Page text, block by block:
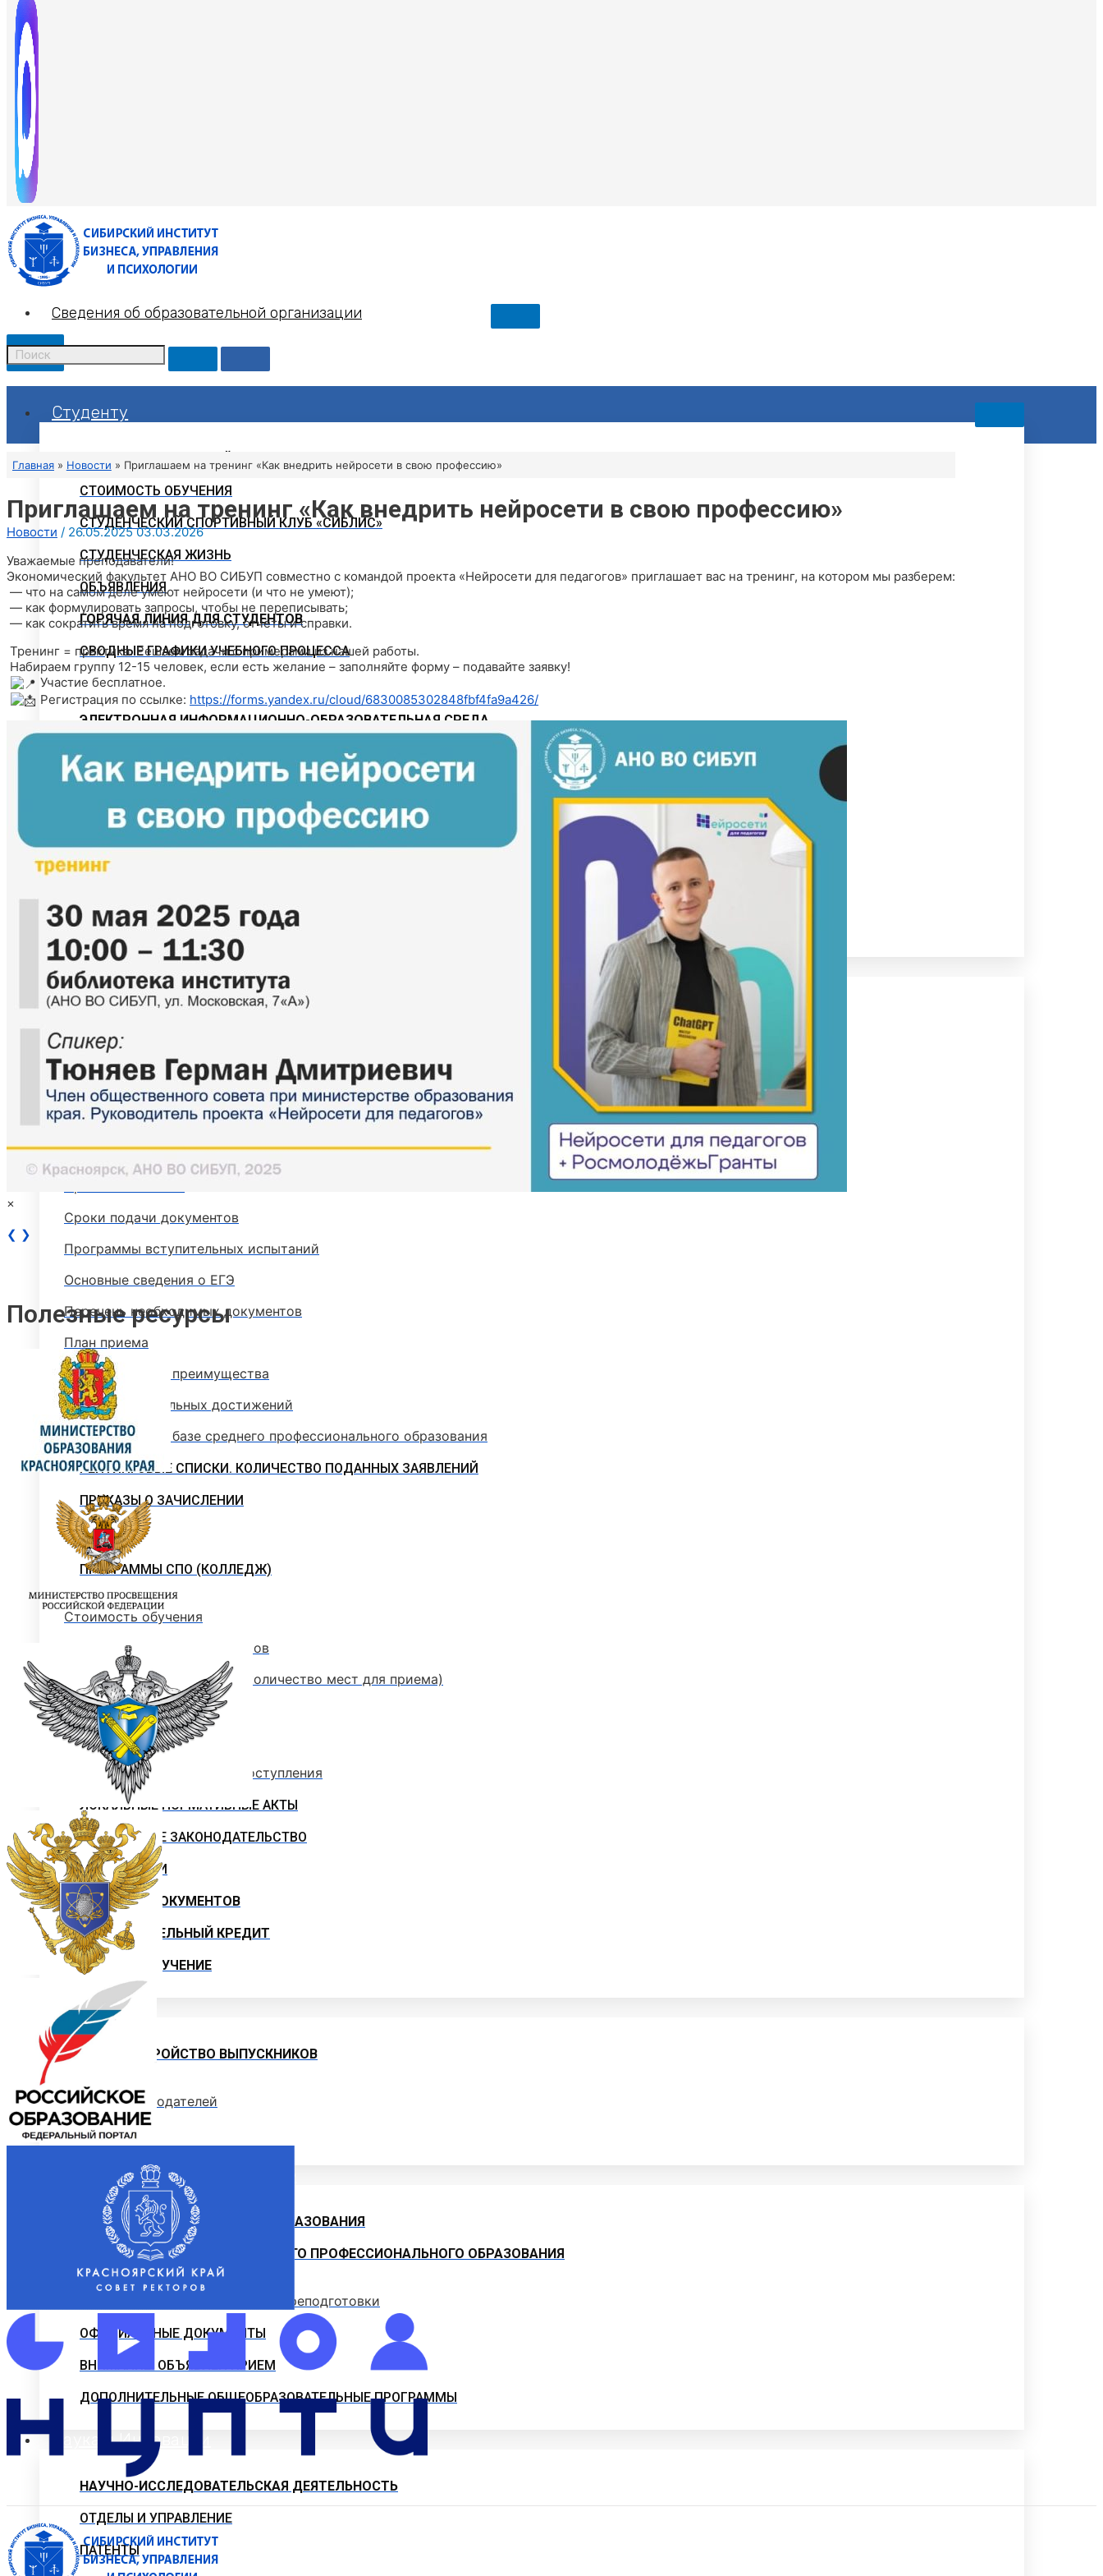
Сведения об образовательной организации
X
Студенту
РАСПИСАНИЕ ЗАНЯТИЙ
СТОИМОСТЬ ОБУЧЕНИЯ
СТУДЕНЧЕСКИЙ СПОРТИВНЫЙ КЛУБ «СИБЛИС»
СТУДЕНЧЕСКАЯ ЖИЗНЬ
ОБЪЯВЛЕНИЯ
ГОРЯЧАЯ ЛИНИЯ ДЛЯ СТУДЕНТОВ
СВОДНЫЕ ГРАФИКИ УЧЕБНОГО ПРОЦЕССА
ЭЛЕКТРОННАЯ ИНФОРМАЦИОННО-ОБРАЗОВАТЕЛЬНАЯ СРЕДА
МЕТОДИЧЕСКИЙ КАБИНЕТ
Методические материалы дополнительного образования
Методическое обеспечение
Рабочие программы
Объявления
Абитуриенту
ИНФОРМАЦИЯ ДЛЯ АБИТУРИЕНТОВ
ВЫСШЕЕ ОБРАЗОВАНИЕ (БАКАЛАВРИАТ)
Перечень направлений и вступительных испытаний
Стоимость обучения
Расписание вступительных испытаний
Сроки подачи документов
Программы вступительных испытаний
Основные сведения о ЕГЭ
Перечень необходимых документов
План приема
Особые права и преимущества
Учет индивидуальных достижений
Поступление на базе среднего профессионального образования
РЕЙТИНГОВЫЕ СПИСКИ. КОЛИЧЕСТВО ПОДАННЫХ ЗАЯВЛЕНИЙ
ПРИКАЗЫ О ЗАЧИСЛЕНИИ
ПРОГРАММЫ СПО (КОЛЛЕДЖ)
Стоимость обучения
Информация для абитуриентов
Перечень специальностей (количество мест для приема)
Сроки зачисления
Сроки подачи документов
Перечень документов для поступления
ЛОКАЛЬНЫЕ НОРМАТИВНЫЕ АКТЫ
РОССИЙСКОЕ ЗАКОНОДАТЕЛЬСТВО
ИНСТРУКЦИИ
ОБРАЗЦЫ ДОКУМЕНТОВ
ОБРАЗОВАТЕЛЬНЫЙ КРЕДИТ
ЦЕЛЕВОЕ ОБУЧЕНИЕ
Выпускнику
ТРУДОУСТРОЙСТВО ВЫПУСКНИКОВ
Отзывы работодателей
Выпускники
Дополнительное образование
ЦЕНТР ДОПОЛНИТЕЛЬНОГО ОБРАЗОВАНИЯ
ПРОГРАММЫ ДОПОЛНИТЕЛЬНОГО ПРОФЕССИОНАЛЬНОГО ОБРАЗОВАНИЯ
Программы профессиональной переподготовки
ОФИЦИАЛЬНЫЕ ДОКУМЕНТЫ
ВНИМАНИЕ! ОБЪЯВЛЕН ПРИЕМ
ДОПОЛНИТЕЛЬНЫЕ ОБЩЕОБРАЗОВАТЕЛЬНЫЕ ПРОГРАММЫ
Наука и Инновации
НАУЧНО-ИССЛЕДОВАТЕЛЬСКАЯ ДЕЯТЕЛЬНОСТЬ
ОТДЕЛЫ И УПРАВЛЕНИЕ
ПАТЕНТЫ
Главная Новости Приглашаем на тренинг «Как внедрить нейросети в свою профессию»
Приглашаем на тренинг «Как внедрить нейросети в свою профессию»
Новости / 26.05.202503.03.2026
Уважаемые преподаватели!
Экономический факультет АНО ВО СИБУП совместно с командой проекта «Нейросети для педагогов» приглашает вас на тренинг, на котором мы разберем:
— что на самом деле умеют нейросети (и что не умеют);
— как формулировать запросы, чтобы не переписывать;
— как сократить время на подготовку, отчёты и справки.
Тренинг = практика. Решаем задачи с примерами из нашей работы.
Набираем группу 12-15 человек, если есть желание – заполняйте форму – подавайте заявку!
Участие бесплатное.
Регистрация по ссылке: https://forms.yandex.ru/cloud/6830085302848fbf4fa9a426/
×
❮ ❯
Полезные ресурсы